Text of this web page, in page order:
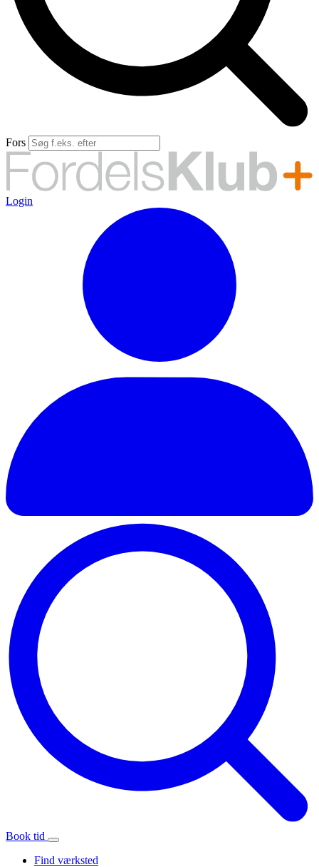
Forsikrings
Login
Book tid
Find værksted